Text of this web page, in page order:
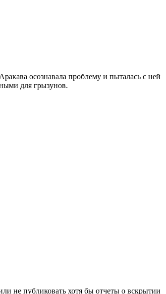
осознавала проблему и пыталась с ней
для грызунов.
не публиковать хотя бы отчеты о вскрытии